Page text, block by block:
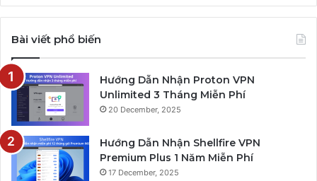
Bài viết phổ biến
Hướng Dẫn Nhận Proton VPN
Unlimited 3 Tháng Miễn Phí
20 December, 2025
Hướng Dẫn Nhận Shellfire VPN
Premium Plus 1 Năm Miễn Phí
17 December, 2025